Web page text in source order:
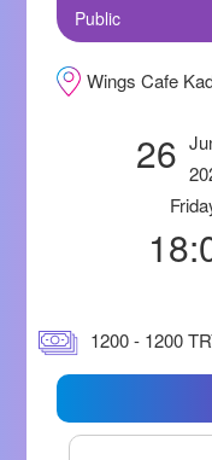
Public
Wings Cafe
26
1200 - 1200